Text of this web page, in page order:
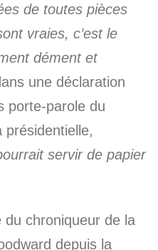
de toutes pièces
vraies, c’est le
dément et
une déclaration
porte-parole du
présidentielle,
servir de papier
chroniqueur de la
depuis la